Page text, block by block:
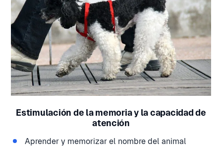
Estimulación de la memoria y la capacidad de
atención
Aprender y memorizar el nombre del animal